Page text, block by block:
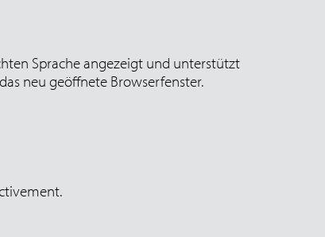
Sprache angezeigt und unterstützt
neu geöffnete Browserfenster.